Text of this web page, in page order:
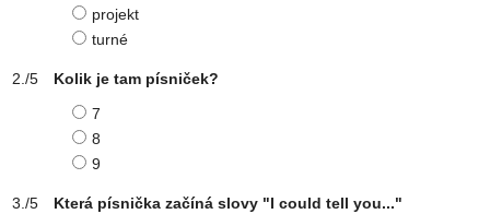
projekt
turné
Kolik je tam písniček?
7
8
9
Která písnička začíná slovy "I could tell you..."